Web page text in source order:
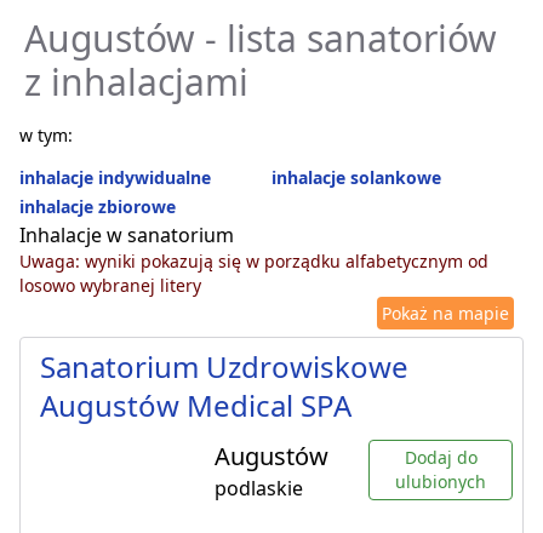
Augustów - lista sanatoriów
z inhalacjami
w tym:
inhalacje indywidualne
inhalacje solankowe
inhalacje zbiorowe
Inhalacje w sanatorium
Uwaga: wyniki pokazują się w porządku alfabetycznym od
losowo wybranej litery
Pokaż na mapie
Sanatorium Uzdrowiskowe
Augustów Medical SPA
Augustów
podlaskie
Dodaj do
ulubionych